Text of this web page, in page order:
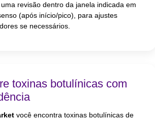
revisão dentro da janela indicada em
(após início/pico), para ajustes
se necessários.
toxinas botulínicas com
você encontra toxinas botulínicas de